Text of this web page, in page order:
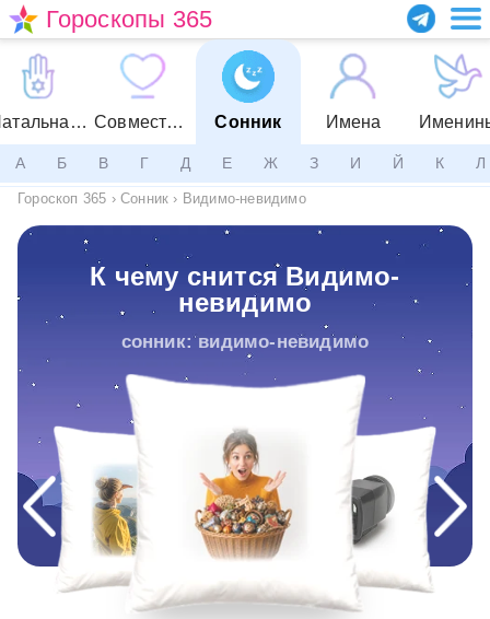
Гороскопы 365
Натальная карта Совместимость Сонник Имена
А Б В Г Д Е Ж З И Й К Л
Гороскоп 365 › Сонник › Видимо-невидимо
К чему снится Видимо-
невидимо
сонник: видимо-невидимо